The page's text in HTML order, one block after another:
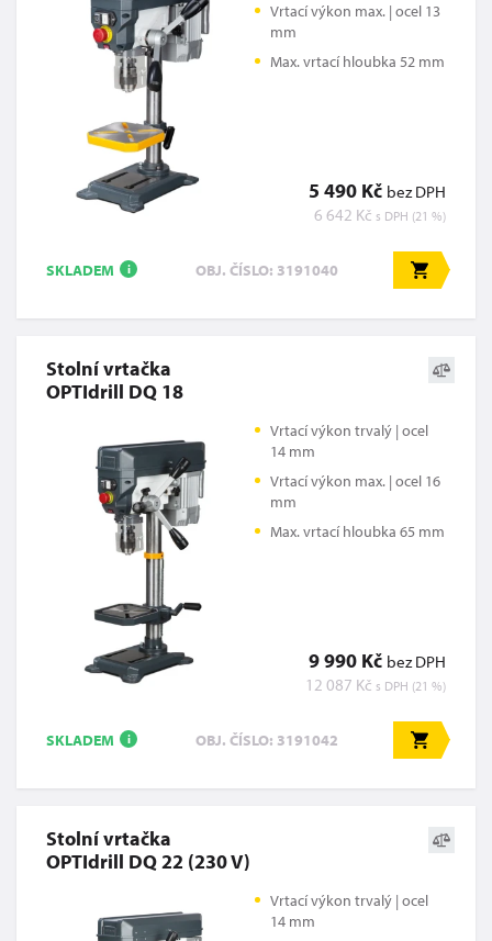
Vrtací výkon max. | ocel 13
mm
Max. vrtací hloubka 52 mm
5 490 Kč bez DPH
6 642 Kč s DPH (21 %)
SKLADEM i OBJ. ČÍSLO: 3191040
Stolní vrtačka
OPTIdrill DQ 18
Vrtací výkon trvalý | ocel
14 mm
Vrtací výkon max. | ocel 16
mm
Max. vrtací hloubka 65 mm
9 990 Kč bez DPH
12 087 Kč s DPH (21 %)
SKLADEM i OBJ. ČÍSLO: 3191042
Stolní vrtačka
OPTIdrill DQ 22 (230 V)
Vrtací výkon trvalý | ocel
14 mm